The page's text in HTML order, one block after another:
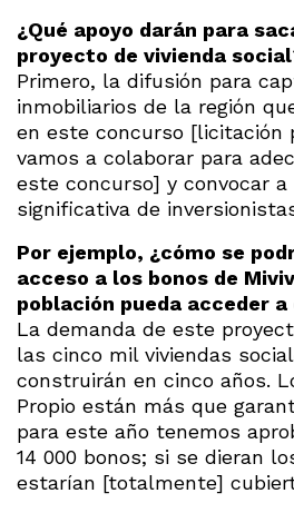
¿Qué apoyo darán para
proyecto de vivienda
Primero, la difusión para
inmobiliarios de la región
en este concurso [licitación
vamos a colaborar para
este concurso] y convocar
significativa de
Por ejemplo, ¿cómo se
acceso a los bonos de
población pueda acceder
La demanda de este
las cinco mil viviendas
construirán en cinco años.
Propio están más que
para este año tenemos
14 000 bonos; si se dieran
estarían [totalmente]